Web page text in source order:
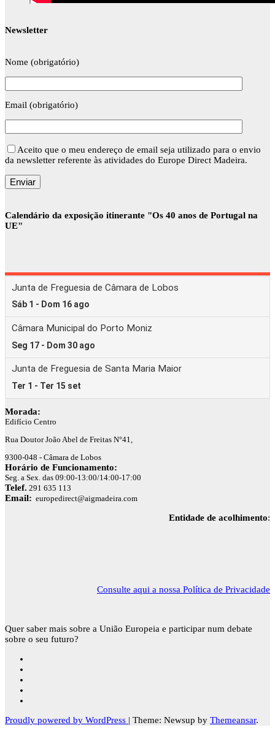
Newsletter
Nome (obrigatório)
Email (obrigatório)
Aceito que o meu endereço de email seja utilizado para o envio
da newsletter referente às atividades do Europe Direct Madeira.
Calendário da exposição itinerante "Os 40 anos de Portugal na
UE"
Morada:
Edifício Centro
Rua Doutor João Abel de Freitas N°41,
9300-048 - Câmara de Lobos
Horário de Funcionamento:
Seg. a Sex. das 09:00-13:00/14:00-17:00
Telef. 291 635 113
Email: europedirect@aigmadeira.com
Entidade de acolhimento:
Consulte aqui a nossa Política de Privacidade
Quer saber mais sobre a União Europeia e participar num debate
sobre o seu futuro?
Proudly powered by WordPress | Theme: Newsup by Themeansar.